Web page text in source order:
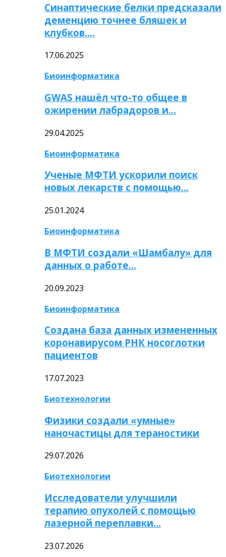
Синаптические белки предсказали
деменцию точнее бляшек и
клубков….
17.06.2025
Биоинформатика
GWAS нашёл что-то общее в
ожирении лабрадоров и…
29.04.2025
Биоинформатика
Ученые МФТИ ускорили поиск
новых лекарств с помощью…
25.01.2024
Биоинформатика
В МФТИ создали «Шамбалу» для
данных о работе…
20.09.2023
Биоинформатика
Создана база данных измененных
коронавирусом РНК носоглотки
пациентов
17.07.2023
Биотехнологии
Физики создали «умные»
наночастицы для тераностики
29.07.2026
Биотехнологии
Исследователи улучшили
терапию опухолей с помощью
лазерной переплавки…
23.07.2026